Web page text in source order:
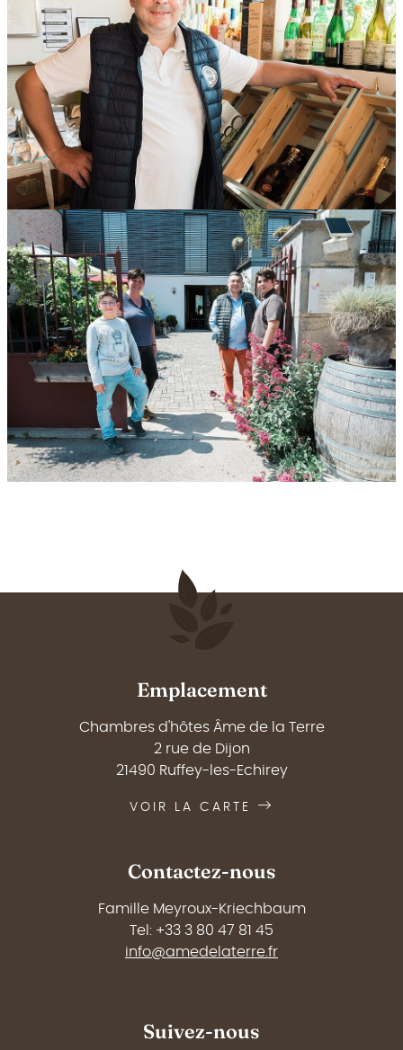
Emplacement
Chambres d'hôtes Âme de la Terre
2 rue de Dijon
21490 Ruffey-les-Echirey
VOIR LA CARTE
Contactez-nous
Famille Meyroux-Kriechbaum
Tel: +33 3 80 47 81 45
info@amedelaterre.fr
Suivez-nous